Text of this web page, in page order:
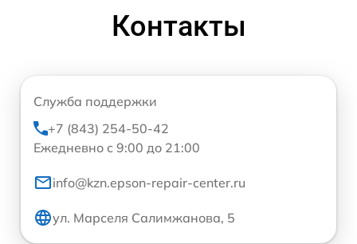
Контакты
Служба поддержки
+7 (843) 254-50-42
Ежедневно с 9:00 до 21:00
info@kzn.epson-repair-center.ru
ул. Марселя Салимжанова, 5